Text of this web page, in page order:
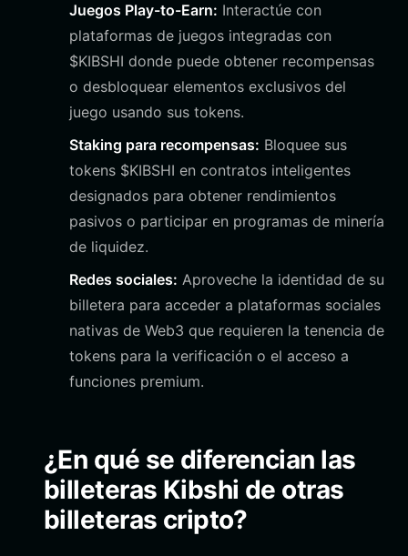
Juegos Play-to-Earn: Interactúe con
plataformas de juegos integradas con
$KIBSHI donde puede obtener recompensas
o desbloquear elementos exclusivos del
juego usando sus tokens.
Staking para recompensas: Bloquee sus
tokens $KIBSHI en contratos inteligentes
designados para obtener rendimientos
pasivos o participar en programas de minería
de liquidez.
Redes sociales: Aproveche la identidad de su
billetera para acceder a plataformas sociales
nativas de Web3 que requieren la tenencia de
tokens para la verificación o el acceso a
funciones premium.
¿En qué se diferencian las
billeteras Kibshi de otras
billeteras cripto?